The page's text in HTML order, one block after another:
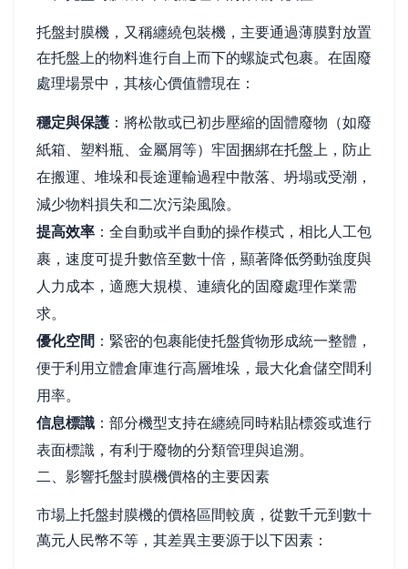
托盤封膜機，又稱纏繞包裝機，主要通過薄膜對放置
在托盤上的物料進行自上而下的螺旋式包裹。在固廢
處理場景中，其核心價值體現在：
穩定與保護 ：將松散或已初步壓縮的固體廢物（如廢
紙箱、塑料瓶、金屬屑等）牢固捆綁在托盤上，防止
在搬運、堆垛和長途運輸過程中散落、坍塌或受潮，
減少物料損失和二次污染風險。
提高效率 ：全自動或半自動的操作模式，相比人工包
裹，速度可提升數倍至數十倍，顯著降低勞動強度與
人力成本，適應大規模、連續化的固廢處理作業需
求。
優化空間 ：緊密的包裹能使托盤貨物形成統一整體，
便于利用立體倉庫進行高層堆垛，最大化倉儲空間利
用率。
信息標識 ：部分機型支持在纏繞同時粘貼標簽或進行
表面標識，有利于廢物的分類管理與追溯。
二、影響托盤封膜機價格的主要因素
市場上托盤封膜機的價格區間較廣，從數千元到數十
萬元人民幣不等，其差異主要源于以下因素：